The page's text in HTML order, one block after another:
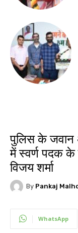
पुलिस के जवान
में स्वर्ण पदक के
विजय शर्मा
By Pankaj
WhatsApp